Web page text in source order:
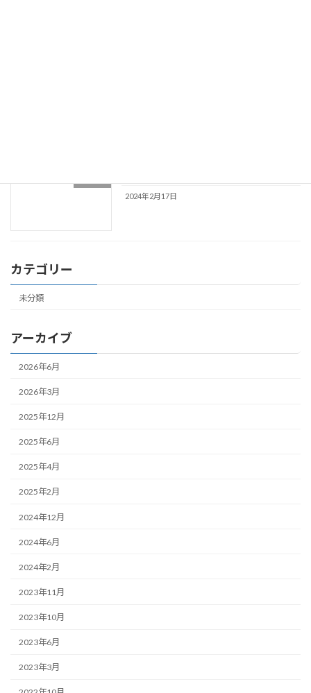
2024年2月17日
カテゴリー
未分類
アーカイブ
2026年6月
2026年3月
2025年12月
2025年6月
2025年4月
2025年2月
2024年12月
2024年6月
2024年2月
2023年11月
2023年10月
2023年6月
2023年3月